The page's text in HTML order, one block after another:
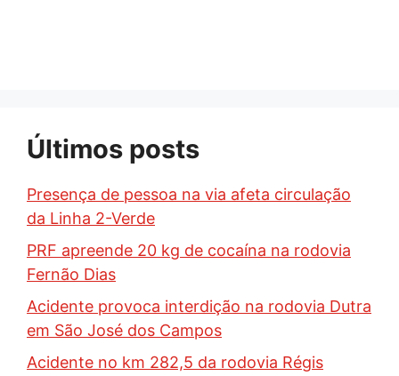
Últimos posts
Presença de pessoa na via afeta circulação
da Linha 2-Verde
PRF apreende 20 kg de cocaína na rodovia
Fernão Dias
Acidente provoca interdição na rodovia Dutra
em São José dos Campos
Acidente no km 282,5 da rodovia Régis